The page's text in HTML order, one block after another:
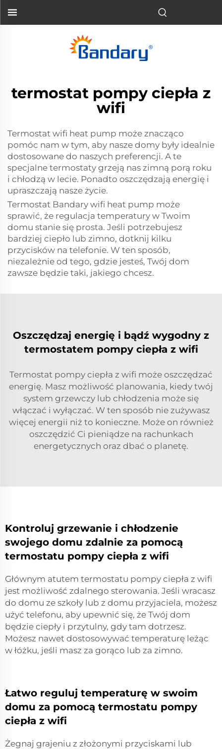
termostat pompy ciepła z
wifi
Termostat wifi heat pump może znacząco
pomóc nam w tym, aby nasze domy były idealnie
dostosowane do naszych preferencji. A te
specjalne termostaty grzeją nas zimną porą roku
i chłodzą w lecie. Ponadto oszczędzają energię i
upraszczają nasze życie.
Termostat Bandary wifi heat pump może
sprawić, że regulacja temperatury w Twoim
domu stanie się prosta. Jeśli potrzebujesz
bardziej ciepło lub zimno, dotknij kilku
przycisków na telefonie. W ten sposób,
niezależnie od tego, gdzie jesteś, Twój dom
zawsze będzie taki, jakiego chcesz.
Oszczędzaj energię i bądź wygodny z
termostatem pompy ciepła z wifi
Termostat pompy ciepła z wifi może oszczędzać
energię. Masz możliwość planowania, kiedy twój
system grzewczy lub chłodzenia może się
włączać i wyłączać. W ten sposób nie zużywasz
więcej energii niż to konieczne. Może on również
oszczędzić Ci pieniądze na rachunkach
energetycznych oraz dbać o planetę.
Kontroluj grzewanie i chłodzenie
swojego domu zdalnie za pomocą
termostatu pompy ciepła z wifi
Głównym atutem termostatu pompy ciepła z wifi
jest możliwość zdalnego sterowania. Jeśli wracasz
do domu ze szkoły lub z domu przyjaciela, możesz
użyć telefonu, aby upewnić się, że Twój dom
będzie ciepły i przytulny, gdy tam dotrzesz.
Możesz nawet dostosowywać temperaturę leżąc
w łóżku, jeśli masz za gorąco lub za zimno.
Łatwo reguluj temperaturę w swoim
domu za pomocą termostatu pompy
ciepła z wifi
Żegnaj grajeniu z złożonymi przyciskami lub